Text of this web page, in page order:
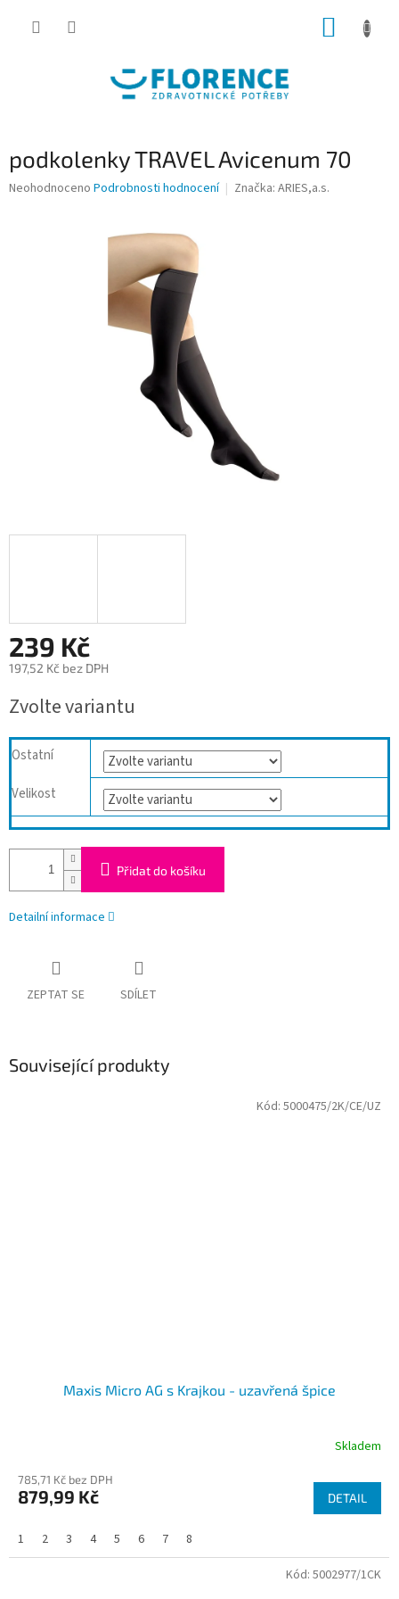
podkolenky TRAVEL Avicenum 70
Průměrné
Neohodnoceno Podrobnosti hodnocení Značka: ARIES,a.s.
239 Kč
197,52 Kč bez DPH
cena:
Zvolte variantu
Ostatní
Velikost
Přidat do košíku
Detailní informace
ZEPTAT SE SDÍLET
Související produkty
Maxis Micro AG s Krajkou - uzavřená špice
Skladem
785,71 Kč bez DPH
879,99 Kč DETAIL
1 2 3 4 5 6 7 8
Kód: 5000475/2K/CE/UZ
Kód: 5002977/1CK